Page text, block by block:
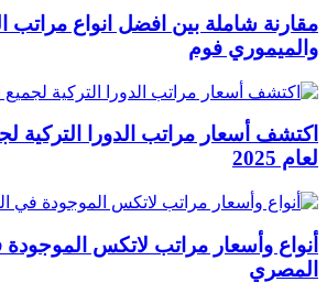
مقارنة شاملة بين افضل انواع
والميموري فوم
اكتشف أسعار مراتب الدورا التركية
لعام 2025
أنواع وأسعار مراتب لاتكس
المصري